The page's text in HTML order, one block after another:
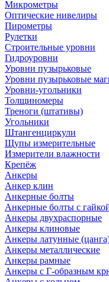
Микрометры
Оптические нивелиры
Пирометры
Рулетки
Строительные уровни
Гидроуровни
Уровни пузырьковые
Уровни пузырьковые
Уровни-угольники
Толщиномеры
Треноги (штативы)
Угольники
Штангенциркули
Щупы измерительные
Измерители влажности
Крепёж
Анкеры
Анкер клин
Анкерные болты
Анкерные болты с
Анкеры двухраспорные
Анкеры клиновые
Анкеры латунные
Анкеры металлические
Анкеры рамные
Анкеры с Г-образным